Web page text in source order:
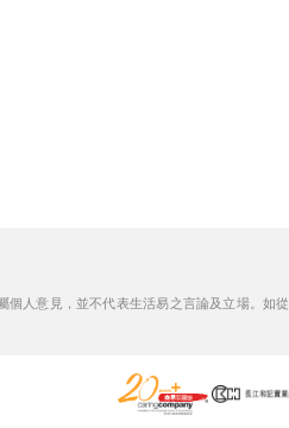
人意見，並不代表生活易之言論及立場。如從